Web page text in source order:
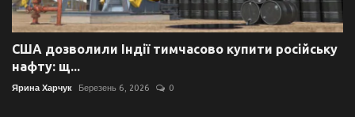
США дозволили Індії тимчасово купити російську
нафту: щ...
Ярина Харчук Березень 6, 2026 0